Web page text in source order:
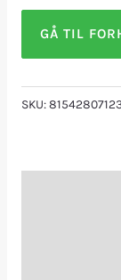
GÅ TIL
SKU: